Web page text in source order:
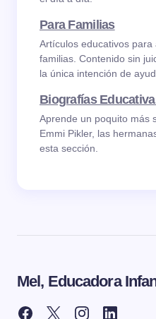
Para Familias
Artículos educativos
familias. Contenido sin
la única intención de
Biografías
Aprende un poquito más
Emmi Pikler, las
esta sección.
Mel, Educadora